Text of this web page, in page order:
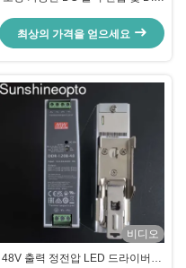
LED 전원 공급 장치
최상의 가격을 얻으세요
비디오
48V 출력 정전압 LED 드라이버가